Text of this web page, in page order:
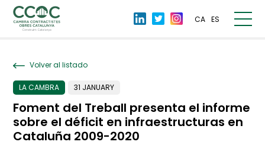
CA ES
Volver al listado
LA CAMBRA 31 JANUARY
Foment del Treball presenta el informe
sobre el déficit en infraestructuras en
Cataluña 2009-2020